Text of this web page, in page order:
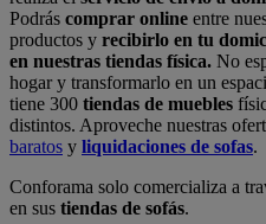
Podrás comprar online entre
productos y recibirlo en tu
en nuestras tiendas física. No
hogar y transformarlo en un
tiene 300 tiendas de muebles
distintos. Aproveche nuestras
baratos y liquidaciones de sofas.
Conforama solo comercializa a
en sus tiendas de sofás.